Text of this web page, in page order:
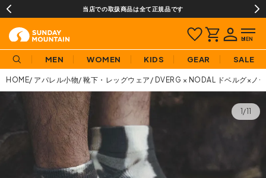
当店での取扱商品は全て正規品です
MEN WOMEN KIDS GEAR SALE
HOME アパレル小物 靴下・レッグウェア DVERG × NODAL ドベルグ×ノ
1/11